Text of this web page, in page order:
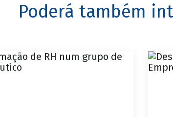
Poderá também